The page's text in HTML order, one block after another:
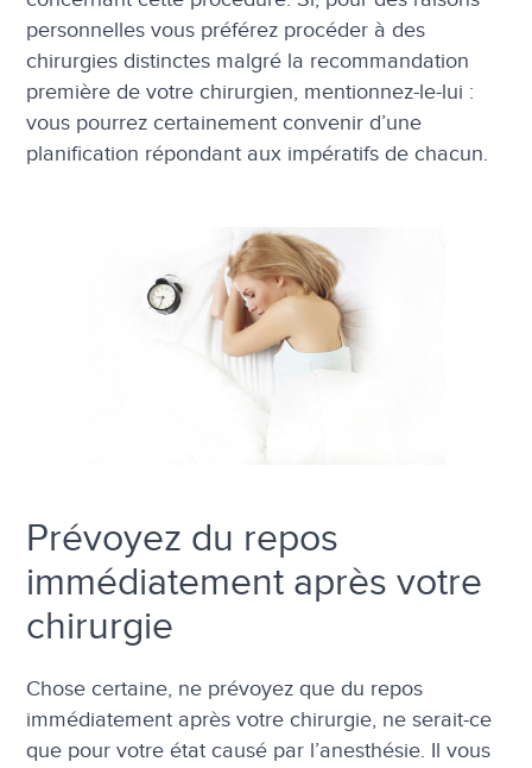
personnelles vous préférez procéder à des
chirurgies distinctes malgré la recommandation
première de votre chirurgien, mentionnez-le-lui :
vous pourrez certainement convenir d’une
planification répondant aux impératifs de chacun.
Prévoyez du repos
immédiatement après votre
chirurgie
Chose certaine, ne prévoyez que du repos
immédiatement après votre chirurgie, ne serait-ce
que pour votre état causé par l’anesthésie. Il vous